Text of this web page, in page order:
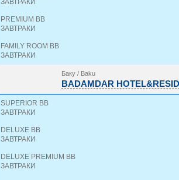
ЗАВТРАКИ
PREMIUM BB
ЗАВТРАКИ
FAMILY ROOM BB
ЗАВТРАКИ
Баку / Baku
BADAMDAR
SUPERIOR BB
ЗАВТРАКИ
DELUXE BB
ЗАВТРАКИ
DELUXE PREMIUM BB
ЗАВТРАКИ